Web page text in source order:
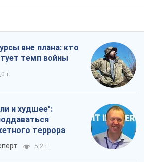
вне плана: кто
темп войны
т.
и худшее":
террора
5,2 т.